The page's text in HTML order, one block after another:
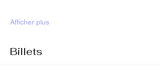
Afficher plus
Billets